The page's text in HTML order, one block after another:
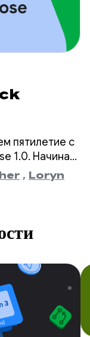
пятилетие с
1.0. Начиная
2021 года,
1.11, мы
, Loryn